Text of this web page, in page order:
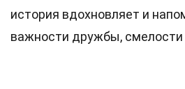
история вдохновляет и
важности дружбы, смелости